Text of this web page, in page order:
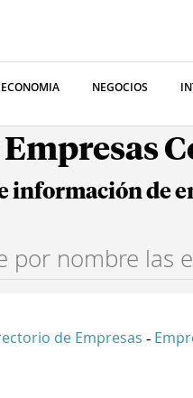
ECONOMIA NEGOCIOS
Empresas
información de
de Empresas -